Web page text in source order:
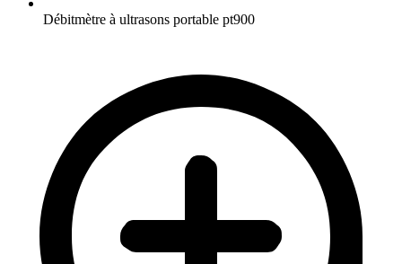
Débitmètre à ultrasons portable pt900